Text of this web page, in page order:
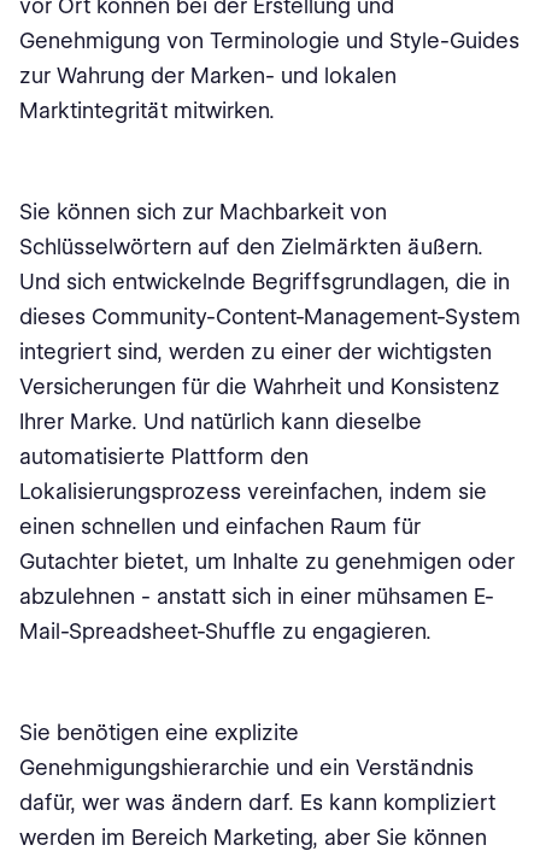
vor Ort können bei der Erstellung und
Genehmigung von Terminologie und Style-Guides
zur Wahrung der Marken- und lokalen
Marktintegrität mitwirken.
Sie können sich zur Machbarkeit von
Schlüsselwörtern auf den Zielmärkten äußern.
Und sich entwickelnde Begriffsgrundlagen, die in
dieses Community-Content-Management-System
integriert sind, werden zu einer der wichtigsten
Versicherungen für die Wahrheit und Konsistenz
Ihrer Marke. Und natürlich kann dieselbe
automatisierte Plattform den
Lokalisierungsprozess vereinfachen, indem sie
einen schnellen und einfachen Raum für
Gutachter bietet, um Inhalte zu genehmigen oder
abzulehnen - anstatt sich in einer mühsamen E-
Mail-Spreadsheet-Shuffle zu engagieren.
Sie benötigen eine explizite
Genehmigungshierarchie und ein Verständnis
dafür, wer was ändern darf. Es kann kompliziert
werden im Bereich Marketing, aber Sie können